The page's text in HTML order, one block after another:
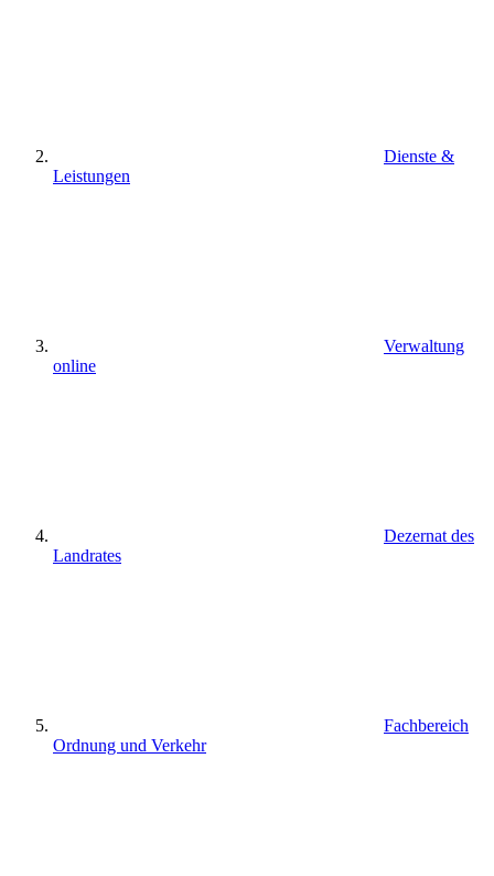
Dienste &
Leistungen
Verwaltung
online
Dezernat des
Landrates
Fachbereich
Ordnung und Verkehr